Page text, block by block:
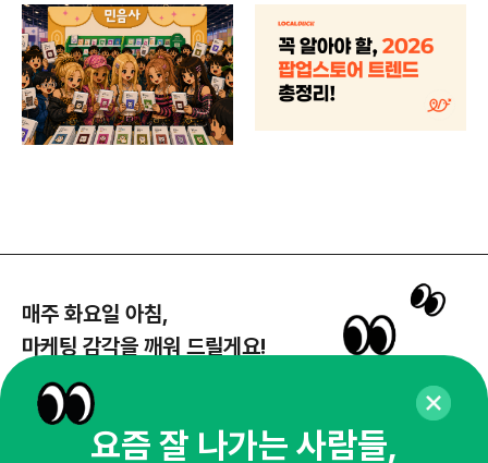
매주 화요일 아침,
마케팅 감각을 깨워 드릴게요!
뉴스레터 구독하기
요즘 잘 나가는 사람들,